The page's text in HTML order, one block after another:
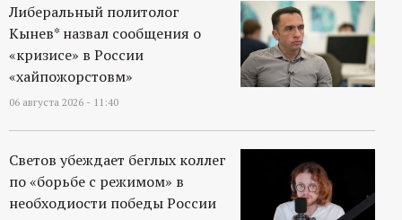
Либеральный политолог
Кынев* назвал сообщения о
«кризисе» в России
«хайпожорстовм»
06 августа 2026 - 11:40
Светов убеждает беглых коллег
по «борьбе с режимом» в
необходиости победы России